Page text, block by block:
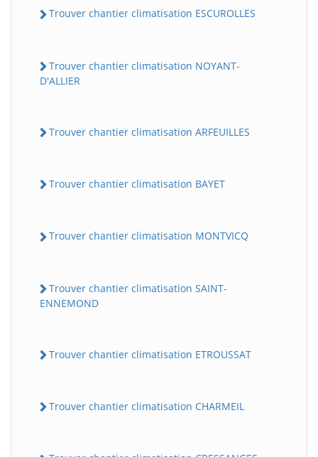
Trouver chantier climatisation ESCUROLLES
Trouver chantier climatisation NOYANT-
D'ALLIER
Trouver chantier climatisation ARFEUILLES
Trouver chantier climatisation BAYET
Trouver chantier climatisation MONTVICQ
Trouver chantier climatisation SAINT-
ENNEMOND
Trouver chantier climatisation ETROUSSAT
Trouver chantier climatisation CHARMEIL